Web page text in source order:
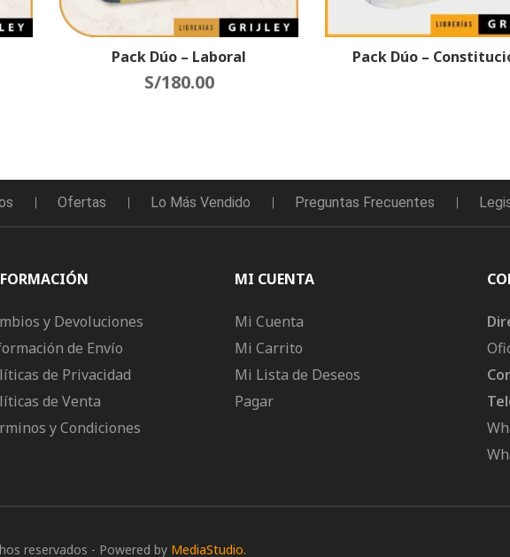
Pack Dúo – Laboral
S/180.00
Pack Dúo –
Ofertas Lo Más Vendido Preguntas Frecuentes
y Devoluciones
de Envío
de Privacidad
de Venta
y Condiciones
MI CUENTA
Mi Cuenta
Mi Carrito
Mi Lista de Deseos
Pagar
reservados - Powered by MediaStudio.